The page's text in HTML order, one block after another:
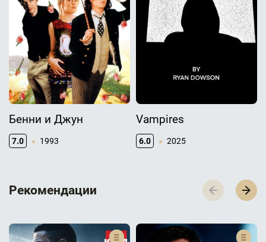
Бенни и Джун
7.0 1993
Vampires
6.0 2025
Р­­­е­­­к­­­о­­­м­­­е­­­н­­­д­­­а­­­ц­­­и­­­и